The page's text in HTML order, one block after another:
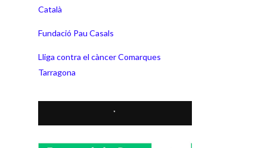
Català
Fundació Pau Casals
Lliga contra el càncer Comarques
Tarragona
*